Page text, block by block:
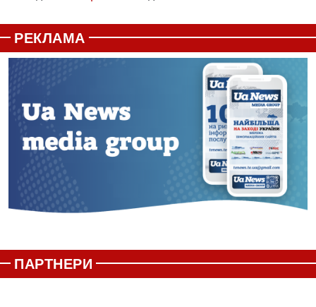
РЕКЛАМА
ПАРТНЕРИ